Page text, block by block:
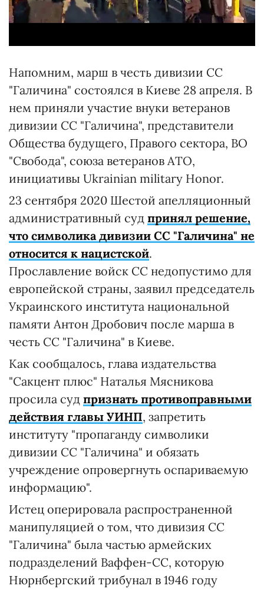
Напомним, марш в честь дивизии СС
"Галичина" состоялся в Киеве 28 апреля. В
нем приняли участие внуки ветеранов
дивизии СС "Галичина", представители
Общества будущего, Правого сектора, ВО
"Свобода", союза ветеранов АТО,
инициативы Ukrainian military Honor.
23 сентября 2020 Шестой апелляционный
административный суд принял решение,
что символика дивизии СС "Галичина" не
относится к нацистской.
Прославление войск СС недопустимо для
европейской страны, заявил председатель
Украинского института национальной
памяти Антон Дробович после марша в
честь СС "Галичина" в Киеве.
Как сообщалось, глава издательства
"Сакцент плюс" Наталья Мясникова
просила суд признать противоправными
действия главы УИНП, запретить
институту "пропаганду символики
дивизии СС "Галичина" и обязать
учреждение опровергнуть оспариваемую
информацию".
Истец оперировала распространенной
манипуляцией о том, что дивизия СС
"Галичина" была частью армейских
подразделений Ваффен-СС, которую
Нюрнбергский трибунал в 1946 году